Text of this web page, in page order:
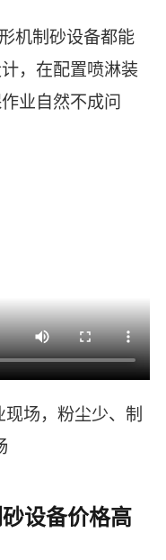
机制砂设备都能
，在配置喷淋装
业自然不成问
场，粉尘少、制
设备价格高